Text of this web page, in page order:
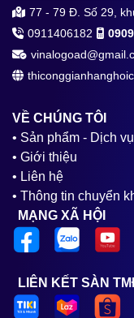
77 - 79 Đ. Số 29,
0911406182
VỀ CHÚNG TÔI
• Sản phẩm - Dịch vụ
• Giới thiệu
• Liên hệ
• Thông tin chuyển
MẠNG XÃ HỘI
LIÊN KẾT SÀN